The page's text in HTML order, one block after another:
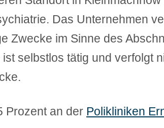
Das Unternehmen
Zwecke im Sinne des
selbstlos tätig und verfolgt
Prozent an der Polikliniken